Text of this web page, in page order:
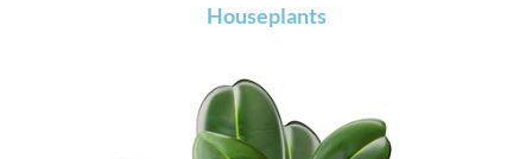
Houseplants